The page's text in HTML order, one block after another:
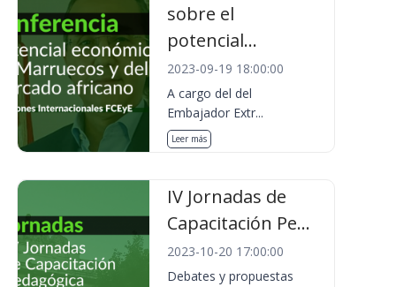
sobre el
potencial...
2023-09-19 18:00:00
A cargo del del
Embajador Extr...
Leer más
IV Jornadas de
Capacitación Pe...
2023-10-20 17:00:00
Debates y propuestas